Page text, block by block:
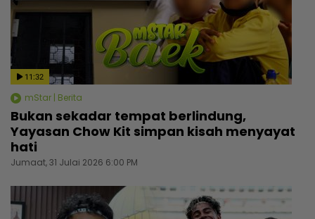
11:32
mStar | Berita
Bukan sekadar tempat berlindung,
Yayasan Chow Kit simpan kisah menyayat
hati
Jumaat, 31 Julai 2026 6:00 PM